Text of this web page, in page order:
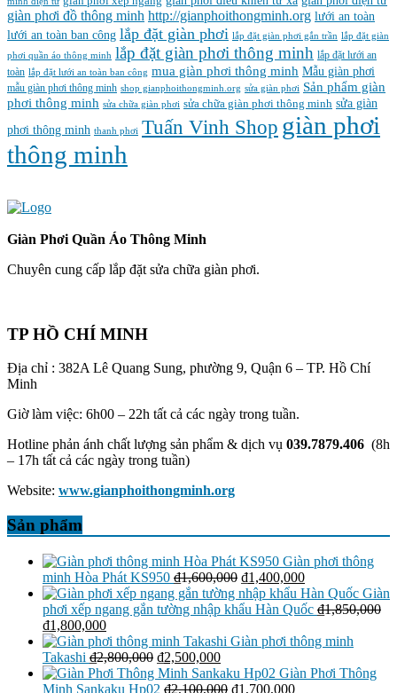
giàn phơi đồ thông minh http://gianphoithongminh.org lưới an toàn
lưới an toàn ban công lắp đặt giàn phơi lắp đặt giàn phơi gắn trần lắp đặt giàn
phơi quần áo thông minh lắp đặt giàn phơi thông minh lắp đặt lưới an
toàn lắp đặt lưới an toàn ban công mua giàn phơi thông minh Mẫu giàn phơi
mẫu giàn phơi thông minh shop gianphoithongminh.org sửa giàn phơi Sản phẩm giàn
phơi thông minh sửa chữa giàn phơi sửa chữa giàn phơi thông minh sửa giàn
phơi thông minh thanh phơi Tuấn Vinh Shop ‌giàn‌ ‌phơi‌
‌thông‌ ‌minh
Giàn Phơi Quần Áo Thông Minh
Chuyên cung cấp lắp đặt sửa chữa giàn phơi.
TP HỒ CHÍ MINH
Địa chỉ : 382A Lê Quang Sung, phường 9, Quận 6 – TP. Hồ Chí
Minh
Giờ làm việc: 6h00 – 22h tất cả các ngày trong tuần.
Hotline phản ánh chất lượng sản phẩm & dịch vụ 039.7879.406 (8h
– 17h tất cả các ngày trong tuần)
Website: www.gianphoithongminh.org
Sản phẩm
Giàn phơi thông
minh Hòa Phát KS950 ₫1,600,000 Giá
gốc
là:
₫1,400,000Giá
hiện
tại
₫1,400,000.
Giàn
phơi xếp ngang gắn tường nhập khẩu Hàn Quốc ₫1,850,000
Giá
gốc
là:
₫1,850,000.
₫1,800,000Giá
hiện
tại
là:
₫1,800,000.
Giàn phơi thông minh
Takashi ₫2,800,000 Giá
gốc
là:
₫2,500,000Giá
hiện
tại
Giàn Phơi Thông
Minh Sankaku Hp02 ₫2,100,000 Giá
₫1,700,000Giá